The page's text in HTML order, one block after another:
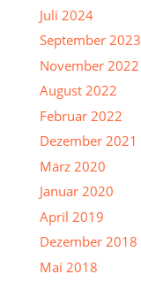
Juli 2024
September 2023
November 2022
August 2022
Februar 2022
Dezember 2021
März 2020
Januar 2020
April 2019
Dezember 2018
Mai 2018